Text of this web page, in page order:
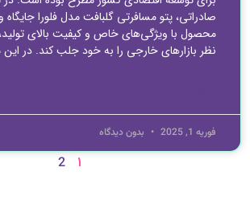
صادراتی، پتو مسافرتی گلبافت مدل فلورا جایگاه
محصول با ویژگی‌های خاص و کیفیت بالای
نظر بازارهای خارجی را به خود جلب کند. در این
فوریه 1, 2025 بدون دیدگاه
1
2